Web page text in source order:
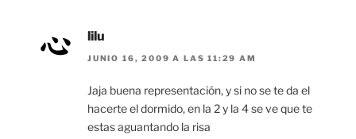
lilu
JUNIO 16, 2009 A LAS 11:29 AM
Jaja buena representación, y si no se te da el
hacerte el dormido, en la 2 y la 4 se ve que te
estas aguantando la risa